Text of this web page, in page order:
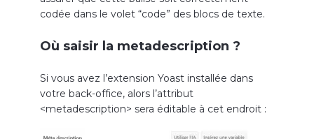
codée dans le volet “code” des blocs de texte.
Où saisir la metadescription ?
Si vous avez l’extension Yoast installée dans
votre back-office, alors l’attribut
<metadescription> sera éditable à cet endroit :